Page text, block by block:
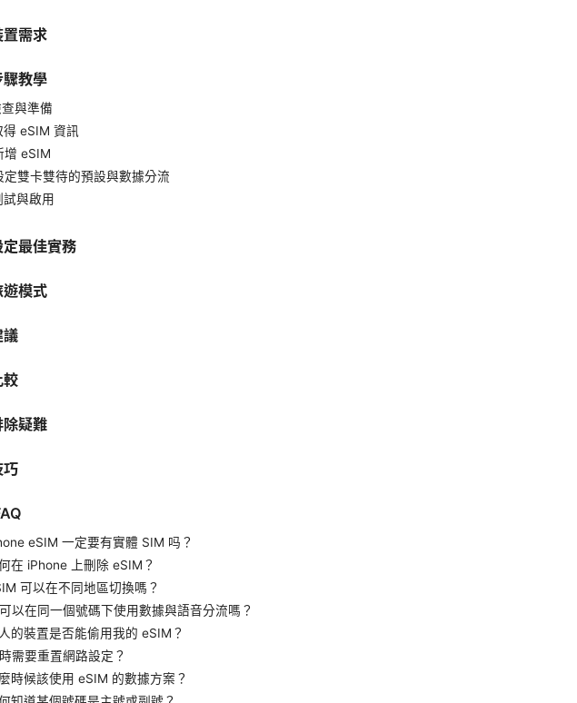
置需求
教學
與準備
eSIM 資訊
增 eSIM
雙卡雙待的預設與數據分流
與啟用
最佳實務
遊模式
議
較
疑難
巧
eSIM 一定要有實體 SIM 吗？
在 iPhone 上刪除 eSIM？
可以在不同地區切換嗎？
以在同一個號碼下使用數據與語音分流嗎？
的裝置是否能偷用我的 eSIM？
需要重置網路設定？
時候該使用 eSIM 的數據方案？